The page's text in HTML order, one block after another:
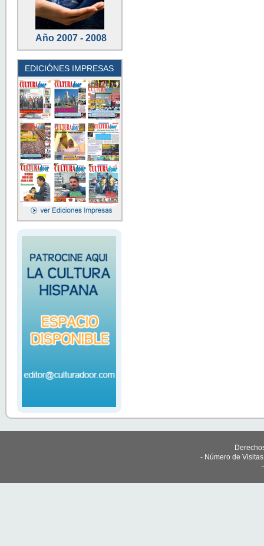
Año 2007 - 2008
EDICIÓNES IMPRESAS
- Número de